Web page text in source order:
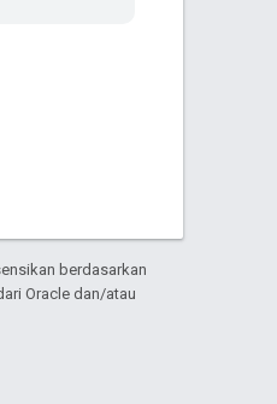
berdasarkan
Oracle dan/atau